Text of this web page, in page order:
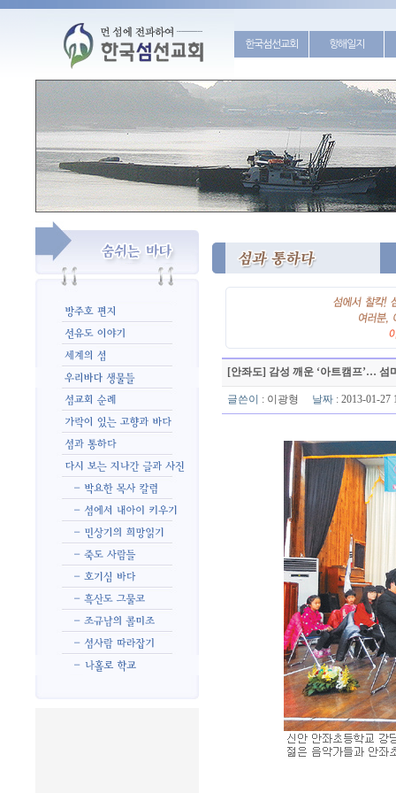
한국섬선교회 항해일지
[안좌도] 감성 깨운 ‘아트캠프’… 섬
글쓴이 : 이광형 날짜: 2013-01-